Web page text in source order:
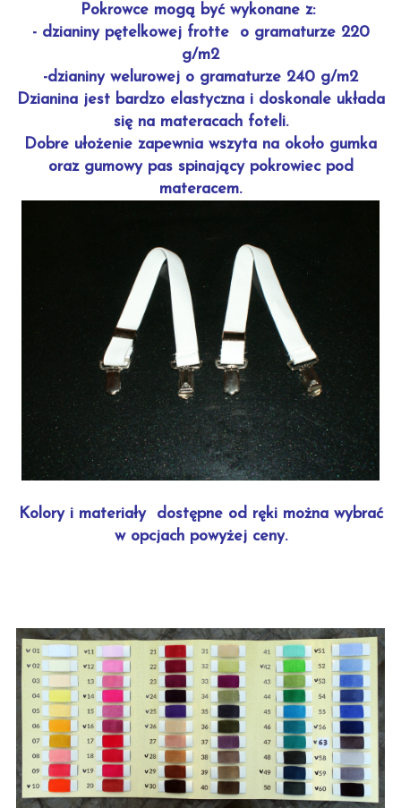
Pokrowce mogą być wykonane z:
- dzianiny pętelkowej frotte o gramaturze 220
g/m2
-dzianiny welurowej o gramaturze 240 g/m2
Dzianina jest bardzo elastyczna i doskonale układa
się na materacach foteli.
Dobre ułożenie zapewnia wszyta na około gumka
oraz gumowy pas spinający pokrowiec pod
materacem.
Kolory i materiały dostępne od ręki można wybrać
w opcjach powyżej ceny.